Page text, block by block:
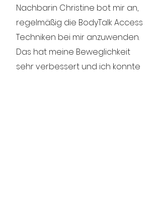
Nachbarin Christine bot mir an,
regelmäßig die BodyTalk Access
Techniken bei mir anzuwenden.
Das hat meine Beweglichkeit
sehr verbessert und ich konnte